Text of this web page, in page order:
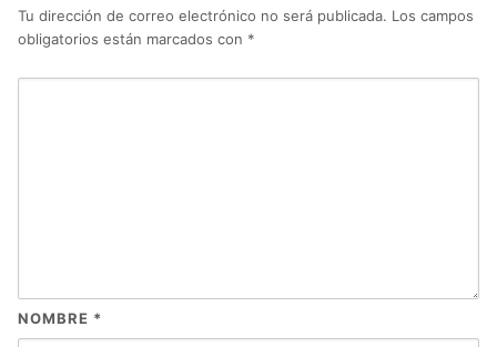
Tu dirección de correo electrónico no será publicada. Los campos
obligatorios están marcados con *
NOMBRE *